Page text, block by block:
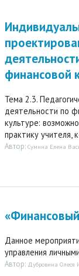
финансовой
Тема 2.3.
деятельности по
культуре:
практику учителя,
Автор: Сумина Елена
Данное
управления
Автор: Дубровина Олеся